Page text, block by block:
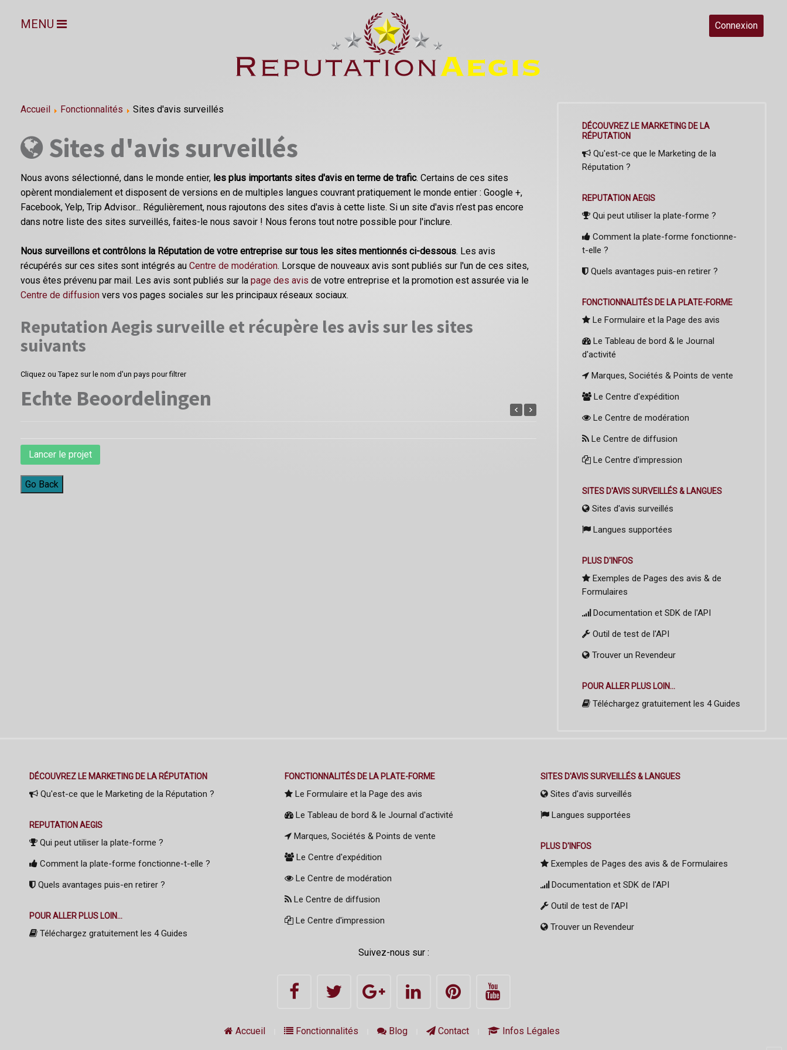
Connexion
MENU
Accueil Fonctionnalités Sites d'avis surveillés
Sites d'avis surveillés
Nous avons sélectionné, dans le monde entier, les plus importants sites d'avis en terme de trafic. Certains de ces sites
opèrent mondialement et disposent de versions en de multiples langues couvrant pratiquement le monde entier : Google +,
Facebook, Yelp, Trip Advisor... Régulièrement, nous rajoutons des sites d'avis à cette liste. Si un site d'avis n'est pas encore
dans notre liste des sites surveillés, faites-le nous savoir ! Nous ferons tout notre possible pour l'inclure.
Nous surveillons et contrôlons la Réputation de votre entreprise sur tous les sites mentionnés ci-dessous. Les avis
récupérés sur ces sites sont intégrés au Centre de modération. Lorsque de nouveaux avis sont publiés sur l'un de ces sites,
vous êtes prévenu par mail. Les avis sont publiés sur la page des avis de votre entreprise et la promotion est assurée via le
Centre de diffusion vers vos pages sociales sur les principaux réseaux sociaux.
Reputation Aegis surveille et récupère les avis sur les sites
suivants
Cliquez ou Tapez sur le nom d'un pays pour filtrer
Echte Beoordelingen
Lancer le projet
Go Back
DÉCOUVREZ LE MARKETING DE LA
RÉPUTATION
Qu'est-ce que le Marketing de la
Réputation ?
REPUTATION AEGIS
Qui peut utiliser la plate-forme ?
Comment la plate-forme fonctionne-
t-elle ?
Quels avantages puis-en retirer ?
FONCTIONNALITÉS DE LA PLATE-FORME
Le Formulaire et la Page des avis
Le Tableau de bord & le Journal
d'activité
Marques, Sociétés & Points de vente
Le Centre d'expédition
Le Centre de modération
Le Centre de diffusion
Le Centre d'impression
SITES D'AVIS SURVEILLÉS & LANGUES
Sites d'avis surveillés
Langues supportées
PLUS D'INFOS
Exemples de Pages des avis & de
Formulaires
Documentation et SDK de l'API
Outil de test de l'API
Trouver un Revendeur
POUR ALLER PLUS LOIN...
Téléchargez gratuitement les 4 Guides
DÉCOUVREZ LE MARKETING DE LA RÉPUTATION
Qu'est-ce que le Marketing de la Réputation ?
REPUTATION AEGIS
Qui peut utiliser la plate-forme ?
Comment la plate-forme fonctionne-t-elle ?
Quels avantages puis-en retirer ?
POUR ALLER PLUS LOIN...
Téléchargez gratuitement les 4 Guides
FONCTIONNALITÉS DE LA PLATE-FORME
Le Formulaire et la Page des avis
Le Tableau de bord & le Journal d'activité
Marques, Sociétés & Points de vente
Le Centre d'expédition
Le Centre de modération
Le Centre de diffusion
Le Centre d'impression
SITES D'AVIS SURVEILLÉS & LANGUES
Sites d'avis surveillés
Langues supportées
PLUS D'INFOS
Exemples de Pages des avis & de Formulaires
Documentation et SDK de l'API
Outil de test de l'API
Trouver un Revendeur
Suivez-nous sur :
Accueil Fonctionnalités Blog Contact Infos Légales